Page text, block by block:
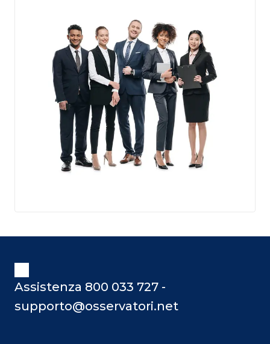
Assistenza 800 033 727 -
supporto@osservatori.net